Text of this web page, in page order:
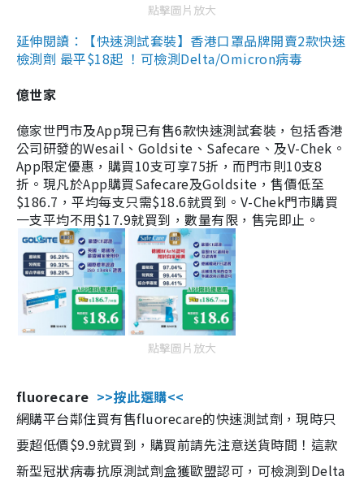
點擊圖片放大
延伸閱讀：【快速測試套裝】香港口罩品牌開賣2款快速
檢測劑 最平$18起 ！可檢測Delta/Omicron病毒
億世家
億家世門市及App現已有售6款快速測試套裝，包括香港
公司研發的Wesail、Goldsite、Safecare、及V-Chek。
App限定優惠，購買10支可享75折，而門市則10支8
折。現凡於App購買Safecare及Goldsite，售價低至
$186.7，平均每支只需$18.6就買到。V-Chek門市購買
一支平均不用$17.9就買到，數量有限，售完即止。
點擊圖片放大
fluorecare >>按此選購<<
網購平台鄰住買有售fluorecare的快速測試劑，現時只
要超低價$9.9就買到，購買前請先注意送貨時間！這款
新型冠狀病毒抗原測試劑盒獲歐盟認可，可檢測到Delta